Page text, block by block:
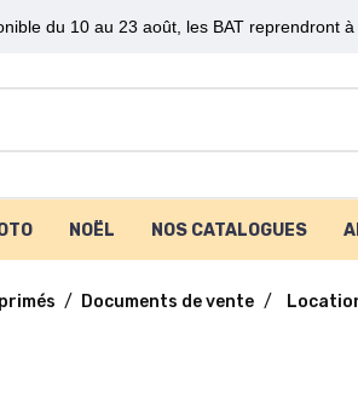
du 10 au 23 août, les BAT reprendront à
NOËL NOS CATALOGUES
Documents de vente